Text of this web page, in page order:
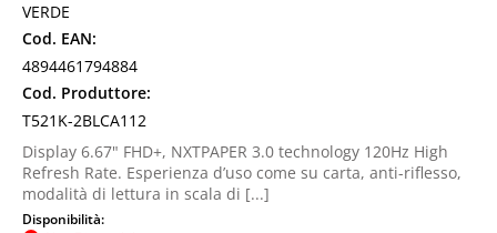
VERDE
Cod. EAN:
4894461794884
Cod. Produttore:
T521K-2BLCA112
Display 6.67" FHD+, NXTPAPER 3.0 technology 120Hz High
Refresh Rate. Esperienza d’uso come su carta, anti-riflesso,
modalità di lettura in scala di [...]
Disponibilità: